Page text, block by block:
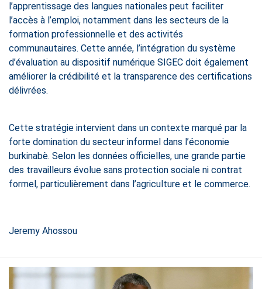
l’apprentissage des langues nationales peut faciliter
l’accès à l’emploi, notamment dans les secteurs de la
formation professionnelle et des activités
communautaires. Cette année, l’intégration du système
d’évaluation au dispositif numérique SIGEC doit également
améliorer la crédibilité et la transparence des certifications
délivrées.
Cette stratégie intervient dans un contexte marqué par la
forte domination du secteur informel dans l’économie
burkinabè. Selon les données officielles, une grande partie
des travailleurs évolue sans protection sociale ni contrat
formel, particulièrement dans l’agriculture et le commerce.
Jeremy Ahossou